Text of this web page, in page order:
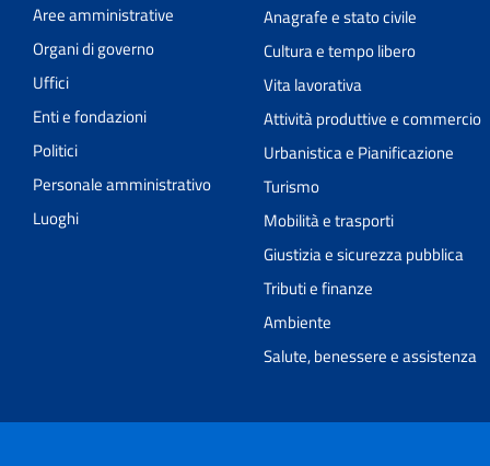
Aree amministrative
Organi di governo
Uffici
Enti e fondazioni
Politici
Personale amministrativo
Luoghi
Anagrafe e stato civile
Cultura e tempo libero
Vita lavorativa
Attività produttive e commercio
Urbanistica e Pianificazione
Turismo
Mobilità e trasporti
Giustizia e sicurezza pubblica
Tributi e finanze
Ambiente
Salute, benessere e assistenza